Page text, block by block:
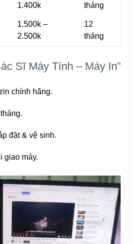
1.400k
tháng
1.500k –
2.500k
12
tháng
Sĩ Máy Tính – Máy In”
chính hãng.
đặt & vệ sinh.
giao máy.